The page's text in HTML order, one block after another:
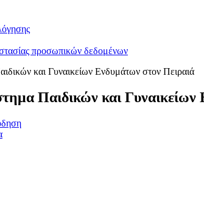
προσωπικών δεδομένων
Παιδικών και Γυναικείων